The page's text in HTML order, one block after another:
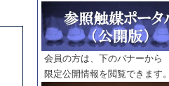
巻
号
範囲指定
巻
号～
巻
号
触媒年鑑
会員の方は、下のバナーから
限定公開情報を閲覧できます。